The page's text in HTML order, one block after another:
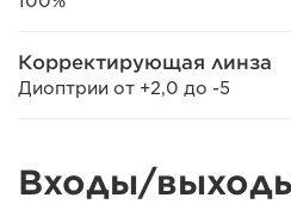
Корректирующая линза
Диоптрии от +2,0 до -5
Входы/